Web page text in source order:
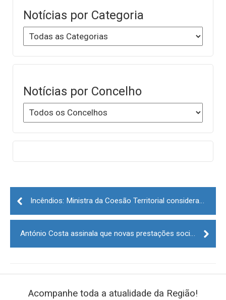
Notícias por Categoria
Notícias por Concelho
Post
navigation
Acompanhe toda a atualidade da Região!